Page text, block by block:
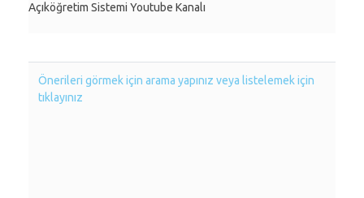
Açıköğretim Sistemi Youtube Kanalı
Önerileri görmek için arama yapınız veya listelemek için
tıklayınız